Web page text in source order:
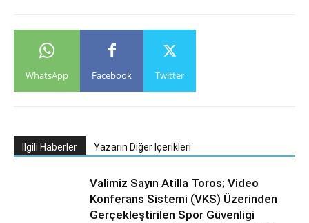
WhatsApp Facebook Twitter
İlgili Haberler Yazarın Diğer İçerikleri
Valimiz Sayın Atilla Toros; Video
Konferans Sistemi (VKS) Üzerinden
Gerçekleştirilen Spor Güvenliği